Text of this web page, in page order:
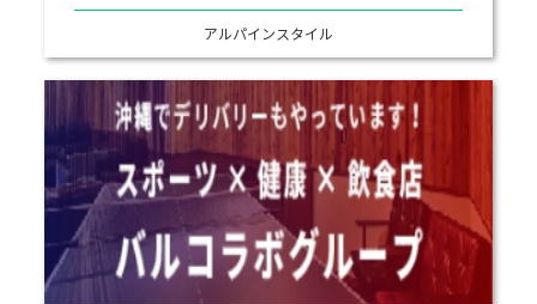
アルパインスタイル